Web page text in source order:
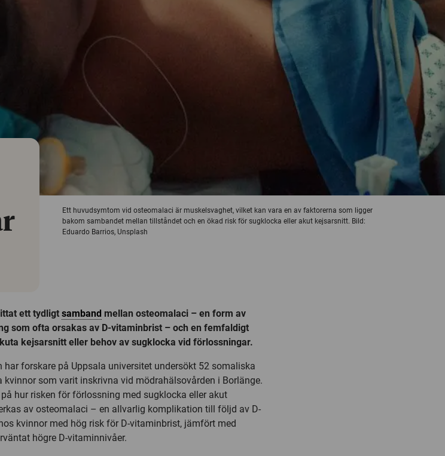
Ett huvudsymtom vid osteomalaci är muskelsvaghet, vilket kan vara en av faktorerna som ligger
bakom sambandet mellan tillståndet och en ökad risk för sugklocka eller akut kejsarsnitt. Bild:
Eduardo Barrios, Unsplash
ett tydligt samband mellan osteomalaci – en form av
som ofta orsakas av D-vitaminbrist – och en femfaldigt
kejsarsnitt eller behov av sugklocka vid förlossningar.
forskare på Uppsala universitet undersökt 52 somaliska
kvinnor som varit inskrivna vid mödrahälsovården i Borlänge.
hur risken för förlossning med sugklocka eller akut
av osteomalaci – en allvarlig komplikation till följd av D-
kvinnor med hög risk för D-vitaminbrist, jämfört med
högre D-vitaminnivåer.